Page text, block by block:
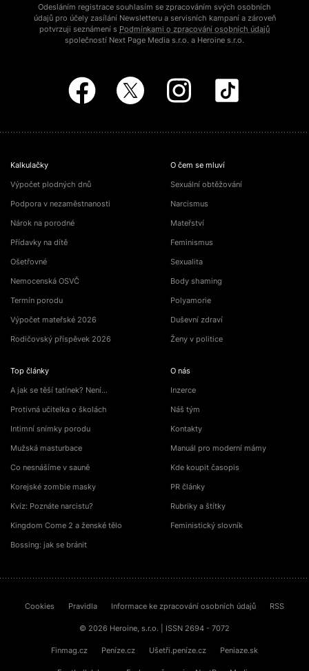
Odesláním registrace souhlasím se zpracováním svých osobních
údajů pro účely zasílání Newsletteru a servisních kampaní a zároveň
potvrzuji seznámení s Podmínkami o zpracování osobních údajů
společností Next Page Media s.r.o. a Heroine s.r.o.
Kalkulačky
Výpočet plodných dnů
Podpora v nezaměstnanosti
Nárok na porodné
Přídavky na dítě
Ošetřovné
Nemocenská OSVČ
Termín porodu
Výpočet mateřské 2026
Rodičovský příspěvek 2026
Top články
A jak se těší tatínek? Není…
Protivná učitelka o školách
Intimní snímky porodu
Mužská masturbace
Co nesnášíme v sauně
Korejské zombie masky
Kvíz: Poznáte narcistu?
Kingdom Come 2 a ženské tělo
Bossing: jak se bránit
O čem se mluví
Sexuální obtěžování
Narcismus
Mateřství
Feminismus
Sexualita
Body shaming
Polyamorie
Duševní zdraví
Ženy v politice
O nás
Inzerce
Náš tým
Kontakty
Manuál pro moderní mámy
Kde koupit časopis
PR články
Rubriky a štítky
Feministický slovník
Cookies Pravidla Informace ke zpracování osobních údajů RSS
© 2026 Heroine, s.r.o. | ISSN 2694 - 7072
Finmag.cz Peníze.cz Ušetři.peníze.cz Peniaze.sk